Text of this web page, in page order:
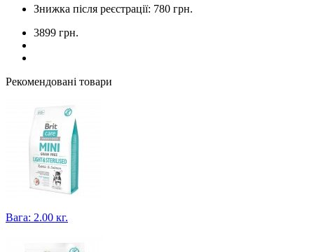
Знижка після реєстрації: 780 грн.
3899 грн.
Рекомендовані товари
Вага: 2.00 кг.